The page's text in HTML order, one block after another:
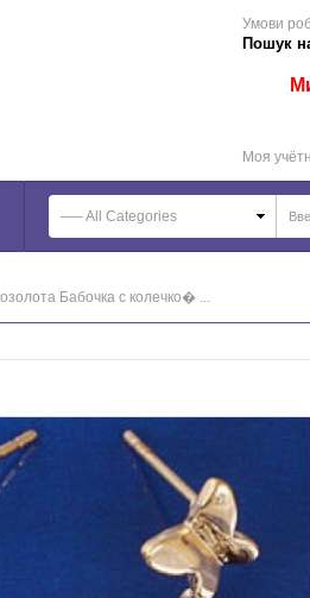
Умови
Пошук
Моя
—– All Categories
Бабочка с колечко� ...